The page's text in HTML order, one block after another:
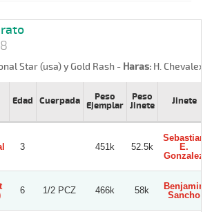
Star (usa) y Gold Rash - Haras: H. Chevalex -
Edad Cuerpada
Peso
Ejemplar
Peso
Jinete
Jinete
3 451k 52.5k
Sebastian
E.
Gonzalez
6 1/2 PCZ 466k 58k
Benjamin
Sancho